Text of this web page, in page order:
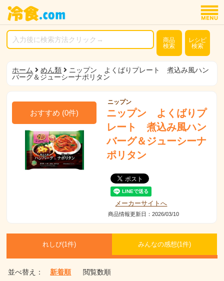
商品
検索
レシピ
検索
ホーム めん類
ニップン よくばりプレート 煮込み風ハン
バーグ＆ジューシーナポリタン
おすすめ (0件)
ニップン
ニップン よくばりプ
レート 煮込み風ハン
バーグ＆ジューシーナ
ポリタン
メーカーサイトへ
商品情報更新日：2026/03/10
れしぴ(1件) みんなの感想(1件)
並べ替え： 新着順 閲覧数順